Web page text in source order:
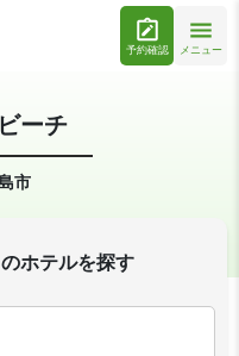
予約確認 メニュー
ーチ
市
ホテルを探す